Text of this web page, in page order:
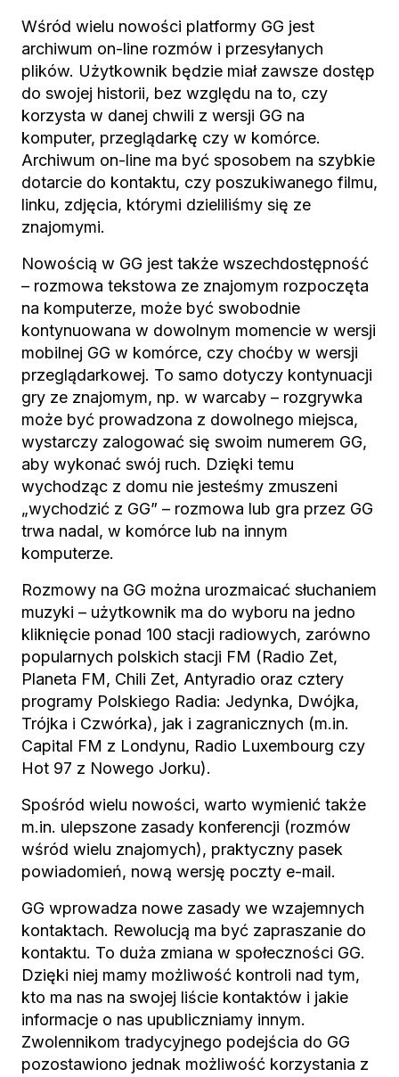
Wśród wielu nowości platformy GG jest
archiwum on-line rozmów i przesyłanych
plików. Użytkownik będzie miał zawsze dostęp
do swojej historii, bez względu na to, czy
korzysta w danej chwili z wersji GG na
komputer, przeglądarkę czy w komórce.
Archiwum on-line ma być sposobem na szybkie
dotarcie do kontaktu, czy poszukiwanego filmu,
linku, zdjęcia, którymi dzieliliśmy się ze
znajomymi.
Nowością w GG jest także wszechdostępność
– rozmowa tekstowa ze znajomym rozpoczęta
na komputerze, może być swobodnie
kontynuowana w dowolnym momencie w wersji
mobilnej GG w komórce, czy choćby w wersji
przeglądarkowej. To samo dotyczy kontynuacji
gry ze znajomym, np. w warcaby – rozgrywka
może być prowadzona z dowolnego miejsca,
wystarczy zalogować się swoim numerem GG,
aby wykonać swój ruch. Dzięki temu
wychodząc z domu nie jesteśmy zmuszeni
„wychodzić z GG” – rozmowa lub gra przez GG
trwa nadal, w komórce lub na innym
komputerze.
Rozmowy na GG można urozmaicać słuchaniem
muzyki – użytkownik ma do wyboru na jedno
kliknięcie ponad 100 stacji radiowych, zarówno
popularnych polskich stacji FM (Radio Zet,
Planeta FM, Chili Zet, Antyradio oraz cztery
programy Polskiego Radia: Jedynka, Dwójka,
Trójka i Czwórka), jak i zagranicznych (m.in.
Capital FM z Londynu, Radio Luxembourg czy
Hot 97 z Nowego Jorku).
Spośród wielu nowości, warto wymienić także
m.in. ulepszone zasady konferencji (rozmów
wśród wielu znajomych), praktyczny pasek
powiadomień, nową wersję poczty e-mail.
GG wprowadza nowe zasady we wzajemnych
kontaktach. Rewolucją ma być zapraszanie do
kontaktu. To duża zmiana w społeczności GG.
Dzięki niej mamy możliwość kontroli nad tym,
kto ma nas na swojej liście kontaktów i jakie
informacje o nas upubliczniamy innym.
Zwolennikom tradycyjnego podejścia do GG
pozostawiono jednak możliwość korzystania z